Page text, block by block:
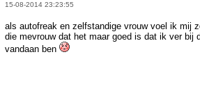
15-08-2014 23:23:55
als autofreak en zelfstandige vrouw voel ik mij
die mevrouw dat het maar goed is dat ik ver bij
vandaan ben